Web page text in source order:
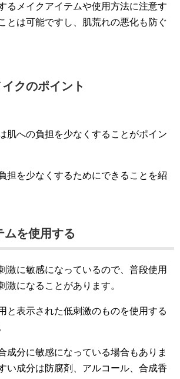
るメイクアイテムや使用方法に注意す
とは可能ですし、肌荒れの悪化も防ぐ
クのポイント
肌への負担を少なくすることがポイン
担を少なくするためにできることを紹
ムを使用する
激に敏感になっているので、普段使用
激になることがあります。
と表示された低刺激のものを使用する
成分に敏感になっている場合もありま
い成分は防腐剤、アルコール、合成香